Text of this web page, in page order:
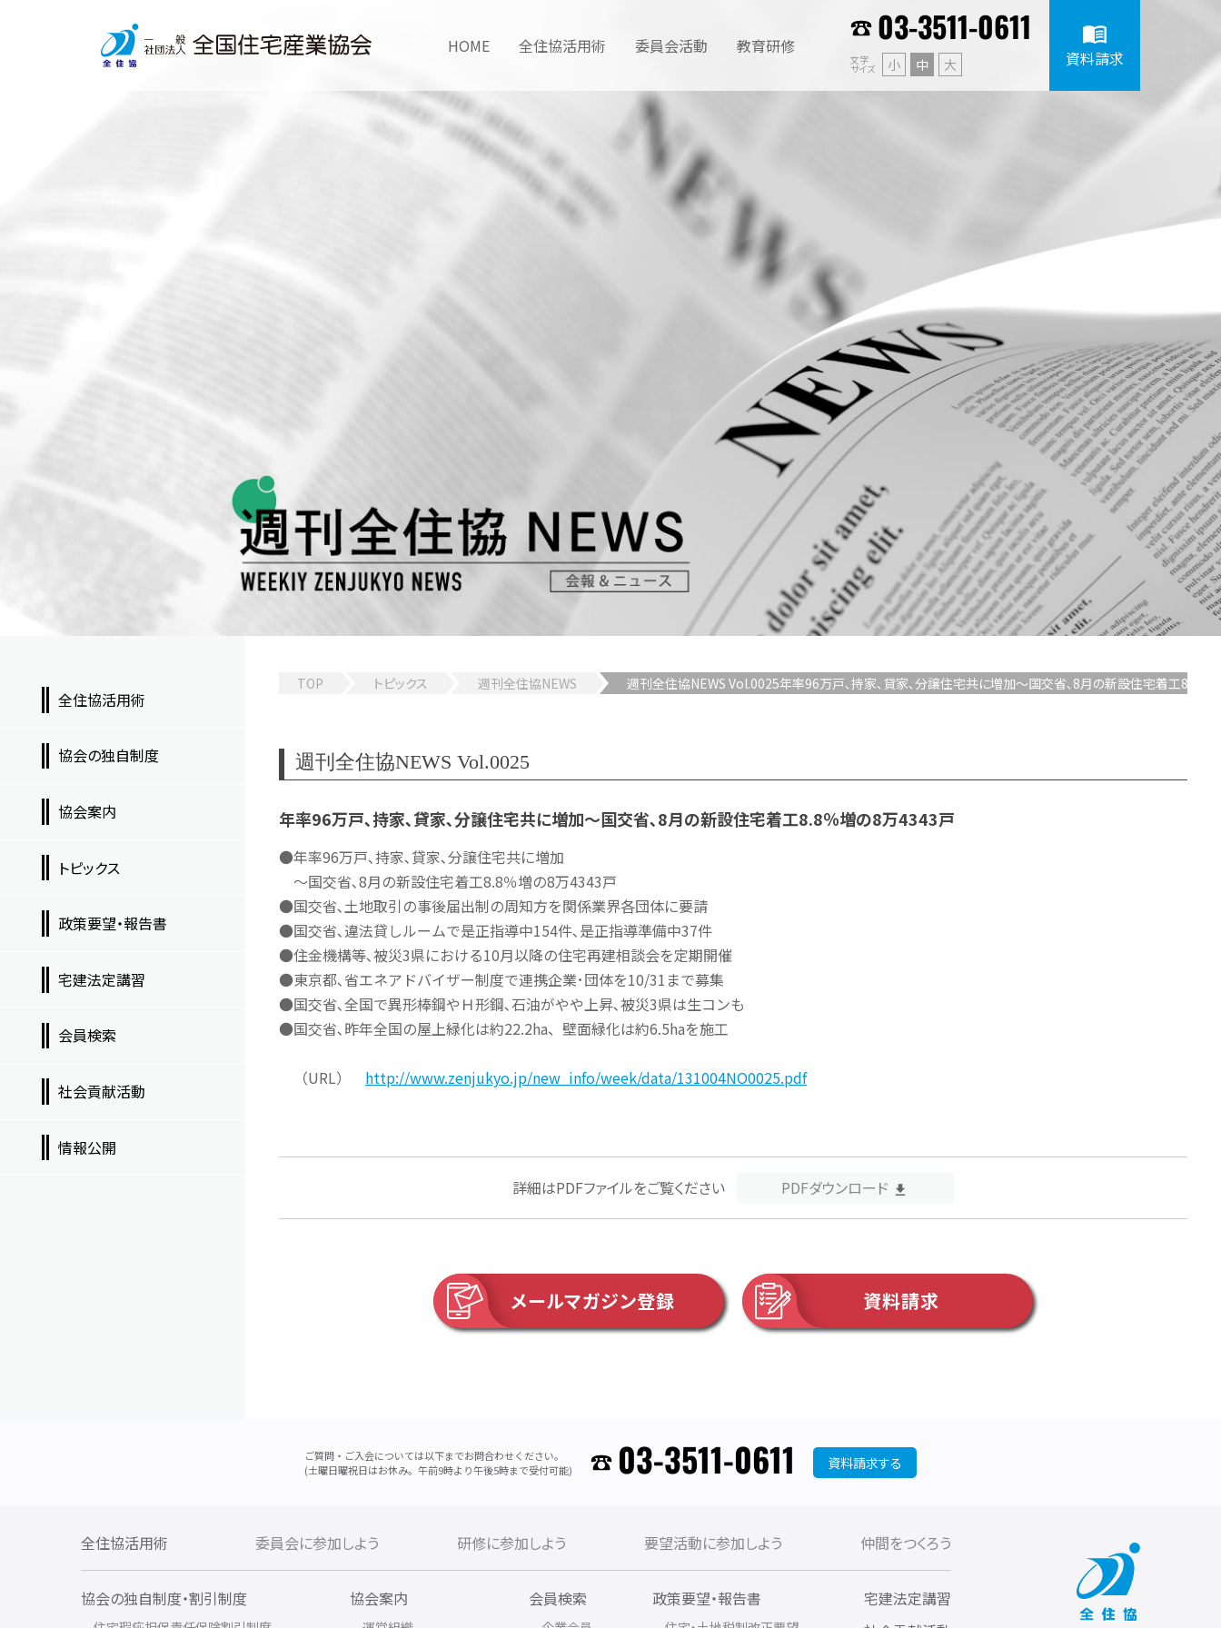
HOME 全住協活用術 委員会活動 教育研修 03-3511-0611
文字
サイズ 小 中 大
menu_book
資料請求
TOP トピックス 週刊全住協NEWS 週刊全住協NEWS Vol.0025年率96万戸､持家､貸家､分譲住宅共に増加～国交省､8月の新設住宅着工8.8％
週刊全住協NEWS Vol.0025
年率96万戸､持家､貸家､分譲住宅共に増加～国交省､8月の新設住宅着工8.8％増の8万4343戸
●年率96万戸､持家､貸家､分譲住宅共に増加
～国交省､8月の新設住宅着工8.8％増の8万4343戸
●国交省､土地取引の事後届出制の周知方を関係業界各団体に要請
●国交省､違法貸しルームで是正指導中154件､是正指導準備中37件
●住金機構等､被災3県における10月以降の住宅再建相談会を定期開催
●東京都､省エネアドバイザー制度で連携企業･団体を10/31まで募集
●国交省､全国で異形棒鋼やＨ形鋼､石油がやや上昇､被災3県は生コンも
●国交省､昨年全国の屋上緑化は約22.2ha、壁面緑化は約6.5haを施工
（URL） http://www.zenjukyo.jp/new_info/week/data/131004NO0025.pdf
詳細はPDFファイルをご覧ください PDFダウンロード
メールマガジン登録 資料請求
全住協活用術
協会の独自制度
協会案内
トピックス
政策要望・報告書
宅建法定講習
会員検索
社会貢献活動
情報公開
ご質問・ご入会については以下までお問合わせください。
(土曜日曜祝日はお休み。午前9時より午後5時まで受付可能)
03-3511-0611 資料請求する
全住協活用術 委員会に参加しよう 研修に参加しよう 要望活動に参加しよう 仲間をつくろう
協会の独自制度・割引制度 協会案内 会員検索 政策要望・報告書
宅建法定講習